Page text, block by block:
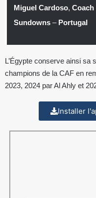
Miguel Cardoso, Coach
Sundowns– Portugal
L’Égypte conserve ainsi sa
champions de la CAF en
2023, 2024 par Al Ahly et
Installer